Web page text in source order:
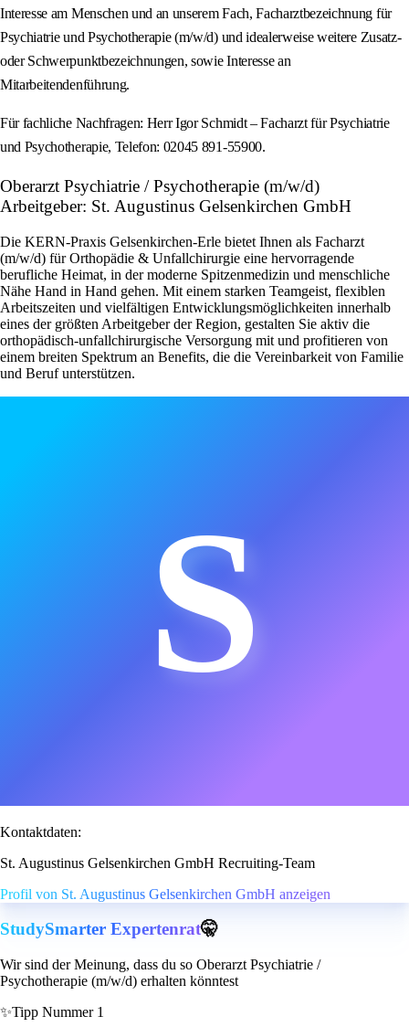
Interesse am Menschen und an unserem Fach, Facharztbezeichnung für
Psychiatrie und Psychotherapie (m/w/d) und idealerweise weitere Zusatz-
oder Schwerpunktbezeichnungen, sowie Interesse an
Mitarbeitendenführung.
Für fachliche Nachfragen: Herr Igor Schmidt – Facharzt für Psychiatrie
und Psychotherapie, Telefon: 02045 891-55900.
Oberarzt Psychiatrie / Psychotherapie (m/w/d)
Arbeitgeber: St. Augustinus Gelsenkirchen GmbH
Die KERN-Praxis Gelsenkirchen-Erle bietet Ihnen als Facharzt
(m/w/d) für Orthopädie & Unfallchirurgie eine hervorragende
berufliche Heimat, in der moderne Spitzenmedizin und menschliche
Nähe Hand in Hand gehen. Mit einem starken Teamgeist, flexiblen
Arbeitszeiten und vielfältigen Entwicklungsmöglichkeiten innerhalb
eines der größten Arbeitgeber der Region, gestalten Sie aktiv die
orthopädisch-unfallchirurgische Versorgung mit und profitieren von
einem breiten Spektrum an Benefits, die die Vereinbarkeit von Familie
und Beruf unterstützen.
S
Kontaktdaten:
St. Augustinus Gelsenkirchen GmbH Recruiting-Team
Profil von St. Augustinus Gelsenkirchen GmbH anzeigen
StudySmarter Expertenrat🤫
Wir sind der Meinung, dass du so Oberarzt Psychiatrie /
Psychotherapie (m/w/d) erhalten könntest
✨Tipp Nummer 1